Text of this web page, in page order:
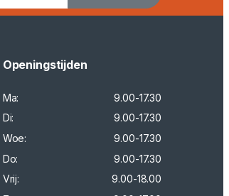
Openingstijden
Ma:
9.00-17.30
Di:
9.00-17.30
Woe:
9.00-17.30
Do:
9.00-17.30
Vrij:
9.00-18.00